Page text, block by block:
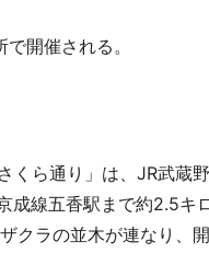
開催される。
くら通り」は、JR武蔵
成線五香駅まで約2.5キ
クラの並木が連なり、